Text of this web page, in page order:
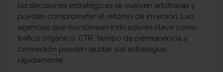
las decisiones estratégicas se vuelven arbitrarias y
pueden comprometer el retorno de inversión. Las
agencias que monitorean indicadores clave como
tráfico orgánico, CTR, tiempo de permanencia y
conversión pueden ajustar sus estrategias
rápidamente.